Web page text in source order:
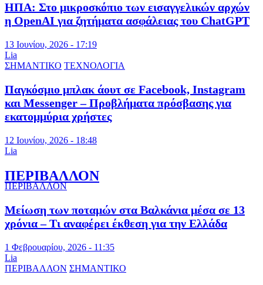
ΗΠΑ: Στο μικροσκόπιο των εισαγγελικών αρχών
η OpenAI για ζητήματα ασφάλειας του ChatGPT
13 Ιουνίου, 2026 - 17:19
Lia
ΣΗΜΑΝΤΙΚΟ ΤΕΧΝΟΛΟΓΙΑ
Παγκόσμιο μπλακ άουτ σε Facebook, Instagram
και Messenger – Προβλήματα πρόσβασης για
εκατομμύρια χρήστες
12 Ιουνίου, 2026 - 18:48
Lia
ΠΕΡΙΒΑΛΛΟΝ
ΠΕΡΙΒΑΛΛΟΝ
Μείωση των ποταμών στα Βαλκάνια μέσα σε 13
χρόνια – Τι αναφέρει έκθεση για την Ελλάδα
1 Φεβρουαρίου, 2026 - 11:35
Lia
ΠΕΡΙΒΑΛΛΟΝ ΣΗΜΑΝΤΙΚΟ